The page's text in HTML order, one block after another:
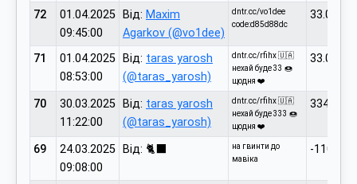
72
01.04.2025
09:45:00
Від: Maxim
Agarkov (@vo1dee)
dntr.cc/vo1dee
code:d85d88dc
33.00
71
01.04.2025
08:53:00
Від: taras yarosh
(@taras_yarosh)
dntr.cc/rfihx 🇺🇦
нехай буде 33 🍩
щодня ❤️
33.00
70
30.03.2025
11:22:00
Від: taras yarosh
(@taras_yarosh)
dntr.cc/rfihx 🇺🇦
нехай буде 333 🍩
щодня ❤️
334.00
69
24.03.2025
09:08:00
Від: 🐈‍⬛
на гвинти до
мавіка
-1100.00